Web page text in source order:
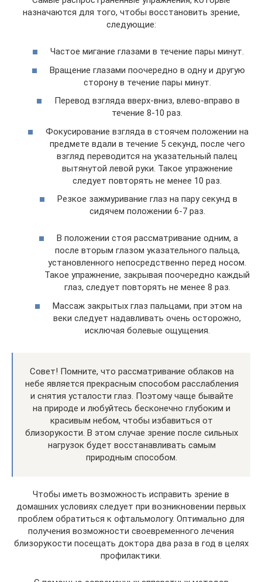
назначаются для того, чтобы восстановить зрение,
следующие:
Частое мигание глазами в течение пары минут.
Вращение глазами поочередно в одну и другую
сторону в течение пары минут.
Перевод взгляда вверх-вниз, влево-вправо в
течение 8-10 раз.
Фокусирование взгляда в стоячем положении на
предмете вдали в течение 5 секунд, после чего
взгляд переводится на указательный палец
вытянутой левой руки. Такое упражнение
следует повторять не менее 10 раз.
Резкое зажмуривание глаз на пару секунд в
сидячем положении 6-7 раз.
В положении стоя рассматривание одним, а
после вторым глазом указательного пальца,
установленного непосредственно перед носом.
Такое упражнение, закрывая поочередно каждый
глаз, следует повторять не менее 8 раз.
Массаж закрытых глаз пальцами, при этом на
веки следует надавливать очень осторожно,
исключая болевые ощущения.
Совет! Помните, что рассматривание облаков на
небе является прекрасным способом расслабления
и снятия усталости глаз. Поэтому чаще бывайте
на природе и любуйтесь бесконечно глубоким и
красивым небом, чтобы избавиться от
близорукости. В этом случае зрение после сильных
нагрузок будет восстанавливать самым
природным способом.
Чтобы иметь возможность исправить зрение в
домашних условиях следует при возникновении первых
проблем обратиться к офтальмологу. Оптимально для
получения возможности своевременного лечения
близорукости посещать доктора два раза в год в целях
профилактики.